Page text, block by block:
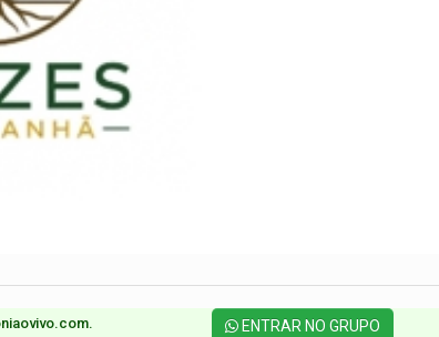
ENTRAR NO GRUPO